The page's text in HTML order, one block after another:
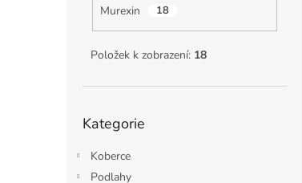
Murexin 18
Položek k zobrazení: 18
kategorie
Kategorie
Koberce
Podlahy